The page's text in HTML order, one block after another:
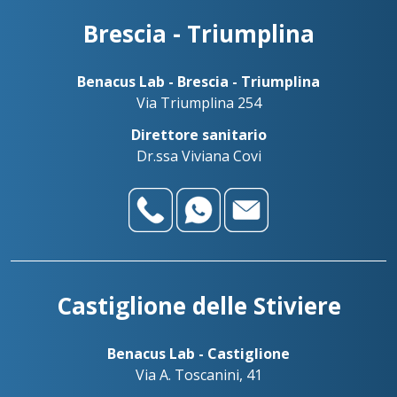
Brescia - Triumplina
Benacus Lab - Brescia - Triumplina
Via Triumplina 254
Direttore sanitario
Dr.ssa Viviana Covi
Castiglione delle Stiviere
Benacus Lab - Castiglione
Via A. Toscanini, 41